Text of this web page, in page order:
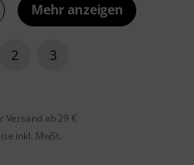
Mehr anzeigen
2 3
Versand ab 29 €
inkl. MwSt.